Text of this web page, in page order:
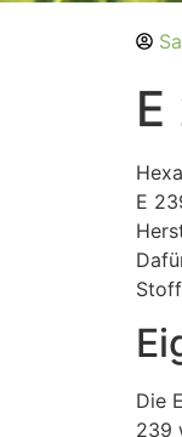
E
Die
239